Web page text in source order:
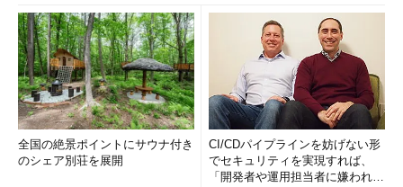
全国の絶景ポイントにサウナ付き
のシェア別荘を展開
CI/CDパイプラインを妨げない形
でセキュリティを実現すれば、
「開発者や運用担当者に嫌われな